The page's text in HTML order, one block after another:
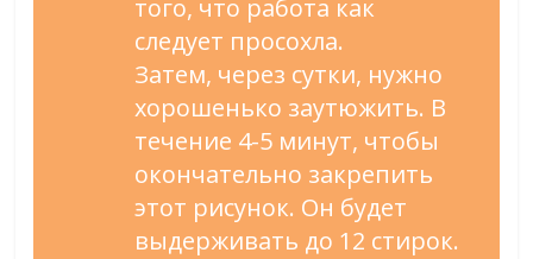
того, что работа как
следует просохла.
Затем, через сутки, нужно
хорошенько заутюжить. В
течение 4-5 минут, чтобы
окончательно закрепить
этот рисунок. Он будет
выдерживать до 12 стирок.